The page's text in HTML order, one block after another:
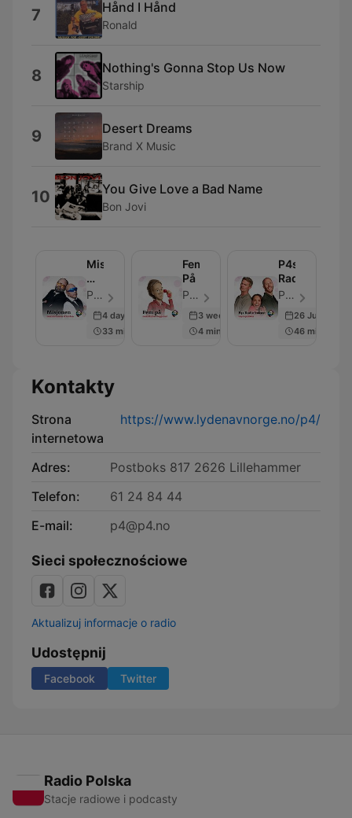
7 Hånd I Hånd
Ronald
8 Nothing's Gonna Stop Us Now
Starship
9 Desert Dreams
Brand X Music
10 You Give Love a Bad Name
Bon Jovi
Misjonen
med
Antonsen
Golden
P4-gruppen - Odcinek 1536
4 days ago
33 min
Fem
På
P4-gruppen - Odcinek 929
3 weeks ago
4 min
P4s
Radiofrokost
P4-gruppen - Odcinek 3996
26 Jun 2026
46 min
Kontakty
Strona
internetowa
https://www.lydenavnorge.no/p4/
Adres:
Postboks 817 2626 Lillehammer
Telefon:
61 24 84 44
E-mail:
p4@p4.no
Sieci społecznościowe
Aktualizuj informacje o radio
Udostępnij
Facebook Twitter
Radio Polska
Stacje radiowe i podcasty